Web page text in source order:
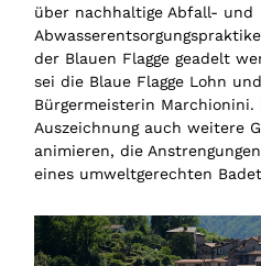
über nachhaltige Abfall- und
der Blauen Flagge geadelt
sei die Blaue Flagge Lohn
Bürgermeisterin Marchionini.
Auszeichnung auch weitere
animieren, die
eines umweltgerechten